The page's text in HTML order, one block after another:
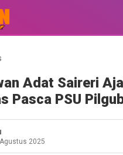
Adat Saireri
Pasca PSU
2025